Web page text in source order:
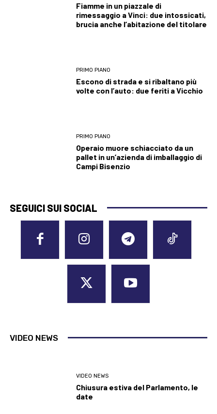
Fiamme in un piazzale di
rimessaggio a Vinci: due intossicati,
brucia anche l’abitazione del titolare
PRIMO PIANO
Escono di strada e si ribaltano più
volte con l’auto: due feriti a Vicchio
PRIMO PIANO
Operaio muore schiacciato da un
pallet in un’azienda di imballaggio di
Campi Bisenzio
SEGUICI SUI SOCIAL
VIDEO NEWS
VIDEO NEWS
Chiusura estiva del Parlamento, le
date